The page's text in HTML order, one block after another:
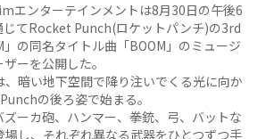
エンターテインメントは8月30日の午後6
じてRocket Punch(ロケットパンチ)の3rd
」の同名タイトル曲「BOOM」のミュージ
ーを公開した。
、暗い地下空間で降り注いでくる光に向か
の後ろ姿で始まる。
ーカ砲、ハンマー、拳銃、弓、バットな
場し、それぞれ異なる武器をひとつずつ手